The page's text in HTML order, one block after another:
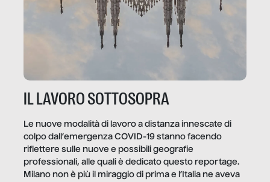
IL LAVORO SOTTOSOPRA
Le nuove modalità di lavoro a distanza innescate di
colpo dall’emergenza COVID-19 stanno facendo
riflettere sulle nuove e possibili geografie
professionali, alle quali è dedicato questo reportage.
Milano non è più il miraggio di prima e l’Italia ne aveva